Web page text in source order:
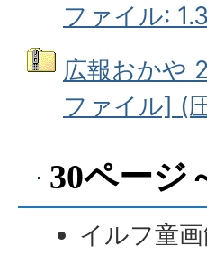
ファイル:
広報おかや
ファイル] (
30ページ
イルフ童